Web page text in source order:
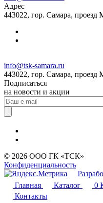
Адрес
443022, гор. Самара, проезд
info@tsk-samara.ru
443022, гор. Самара, проезд
Подписаться
на новости и акции
© 2026 ООО ГК «ТСК»
Конфиденциальность
Главная
Каталог 0
Контакты